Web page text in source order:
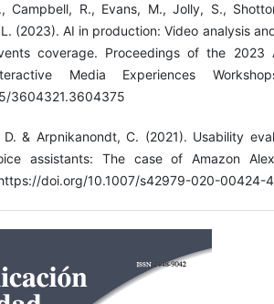
Campbell, R., Evans, M., Jolly, S.,
L. (2023). AI in production: Video analysis
coverage. Proceedings of the 2023
Media Experiences
3604321.3604375
& Arpnikanondt, C. (2021). Usability
assistants: The case of Amazon
doi.org/10.1007/s42979-020-00424-4